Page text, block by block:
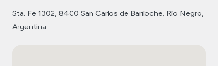
Sta. Fe 1302, 8400 San Carlos de Bariloche, Río Negro,
Argentina